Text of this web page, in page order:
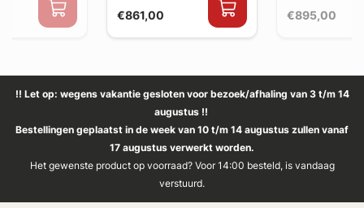
€861,00 €895,00
!! Let op: wegens vakantie gesloten voor bezoek/afhaling van 3 t/m 14
augustus !!
Bestellingen geplaatst in de week van 10 t/m 14 augustus zullen vanaf
17 augustus verwerkt worden.
Het gewenste product op voorraad? Voor 14:00 besteld, is vandaag
verstuurd.